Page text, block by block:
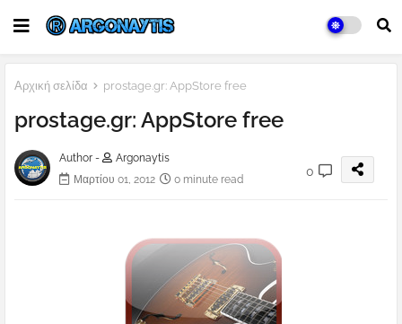
Αρχική σελίδα prostage.gr: AppStore free
prostage.gr: AppStore free
Author -
Argonaytis
Μαρτίου 01, 2012
0 minute read
0